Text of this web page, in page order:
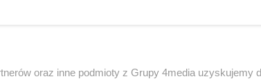
i pewny zysk – każdy inwestor musi liczyć
oraz inne podmioty z Grupy 4media uzyskujemy